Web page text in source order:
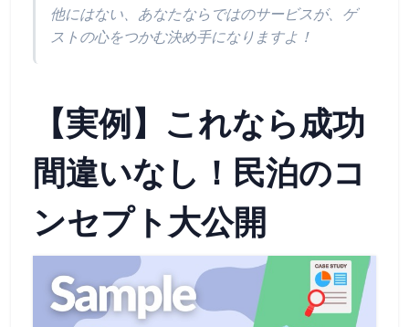
他にはない、あなたならではのサービスが、ゲ
ストの心をつかむ決め手になりますよ！
【実例】これなら成功
間違いなし！民泊のコ
ンセプト大公開